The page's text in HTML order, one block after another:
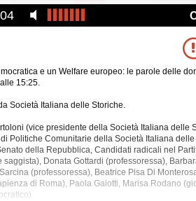
e un Welfare europeo: le parole delle
15:25.
Società Italiana delle Storiche.
(vice presidente della Società Italiana delle
Politiche Comunitarie della Società Italiana
della Repubblica, Candidati radicali nel
Donata Gottardi (professoressa),
(professoressa), Beatrice Pisa Di
di Roma), Paola Gaiotti, Marisa Rodano